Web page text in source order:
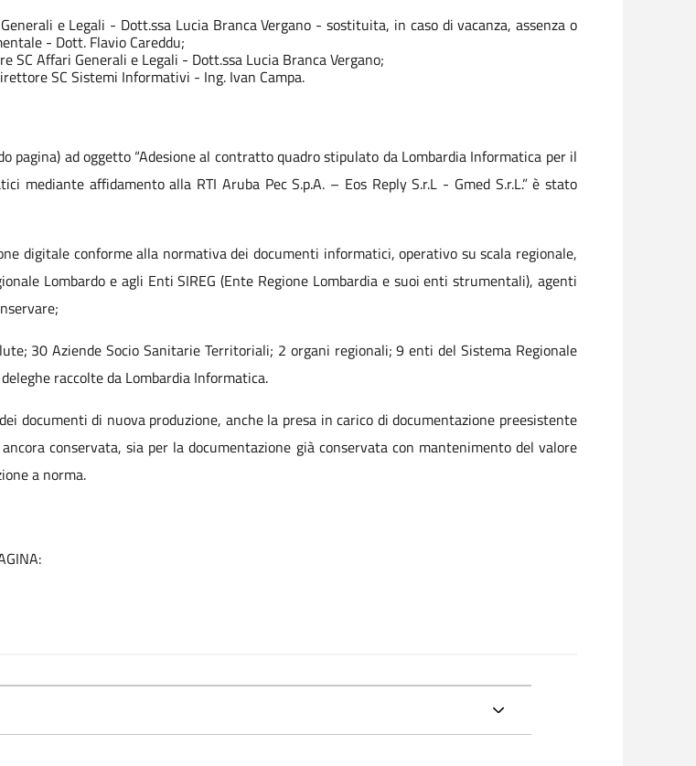
e Legali - Dott.ssa Lucia Branca Vergano - sostituita, in caso di vacanza, assenza o
- Dott. Flavio Careddu;
SC Affari Generali e Legali - Dott.ssa Lucia Branca Vergano;
SC Sistemi Informativi - Ing. Ivan Campa.
pagina) ad oggetto “Adesione al contratto quadro stipulato da Lombardia Informatica per il
mediante affidamento alla RTI Aruba Pec S.p.A. – Eos Reply S.r.L - Gmed S.r.L.” è stato
digitale conforme alla normativa dei documenti informatici, operativo su scala regionale,
Lombardo e agli Enti SIREG (Ente Regione Lombardia e suoi enti strumentali), agenti
30 Aziende Socio Sanitarie Territoriali; 2 organi regionali; 9 enti del Sistema Regionale
raccolte da Lombardia Informatica.
documenti di nuova produzione, anche la presa in carico di documentazione preesistente
conservata, sia per la documentazione già conservata con mantenimento del valore
a norma.